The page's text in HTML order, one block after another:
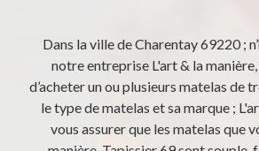
Dans la ville de Charentay 69220 ;
notre entreprise L'art & la
d’acheter un ou plusieurs matelas de
le type de matelas et sa marque ;
vous assurer que les matelas que